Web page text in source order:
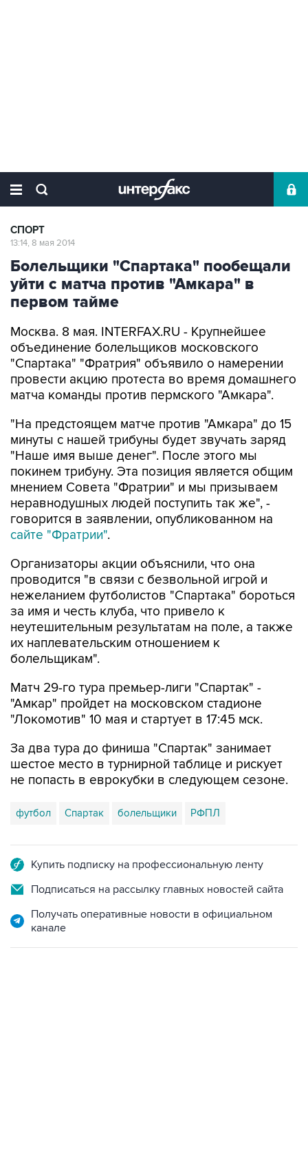
СПОРТ
13:14, 8 мая 2014
Болельщики "Спартака" пообещали
уйти с матча против "Амкара" в
первом тайме
Москва. 8 мая. INTERFAX.RU - Крупнейшее
объединение болельщиков московского
"Спартака" "Фратрия" объявило о намерении
провести акцию протеста во время домашнего
матча команды против пермского "Амкара".
"На предстоящем матче против "Амкара" до 15
минуты с нашей трибуны будет звучать заряд
"Наше имя выше денег". После этого мы
покинем трибуну. Эта позиция является общим
мнением Совета "Фратрии" и мы призываем
неравнодушных людей поступить так же", -
говорится в заявлении, опубликованном на
сайте "Фратрии".
Организаторы акции объяснили, что она
проводится "в связи с безвольной игрой и
нежеланием футболистов "Спартака" бороться
за имя и честь клуба, что привело к
неутешительным результатам на поле, а также
их наплевательским отношением к
болельщикам".
Матч 29-го тура премьер-лиги "Спартак" -
"Амкар" пройдет на московском стадионе
"Локомотив" 10 мая и стартует в 17:45 мск.
За два тура до финиша "Спартак" занимает
шестое место в турнирной таблице и рискует
не попасть в еврокубки в следующем сезоне.
футбол Спартак болельщики РФПЛ
Купить подписку на профессиональную ленту
Подписаться на рассылку главных новостей сайта
Получать оперативные новости в официальном
канале